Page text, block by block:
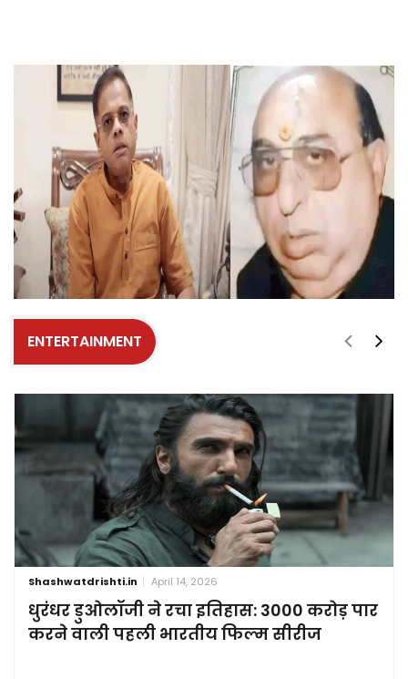
ENTERTAINMENT
Shashwatdrishti.in April 14, 2026
धुरंधर डुओलॉजी ने रचा इतिहास: 3000 करोड़ पार
करने वाली पहली भारतीय फिल्म सीरीज